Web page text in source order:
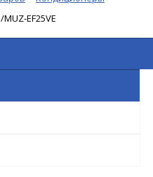
EF25VE